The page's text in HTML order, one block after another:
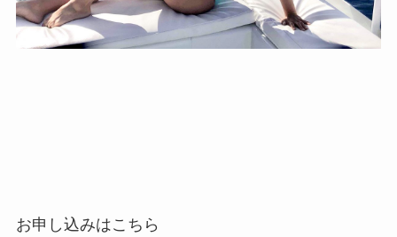
お申し込みはこちら